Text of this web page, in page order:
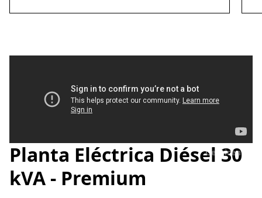
Genticenter
Planta Eléctrica Diésel 30
kVA - Premium